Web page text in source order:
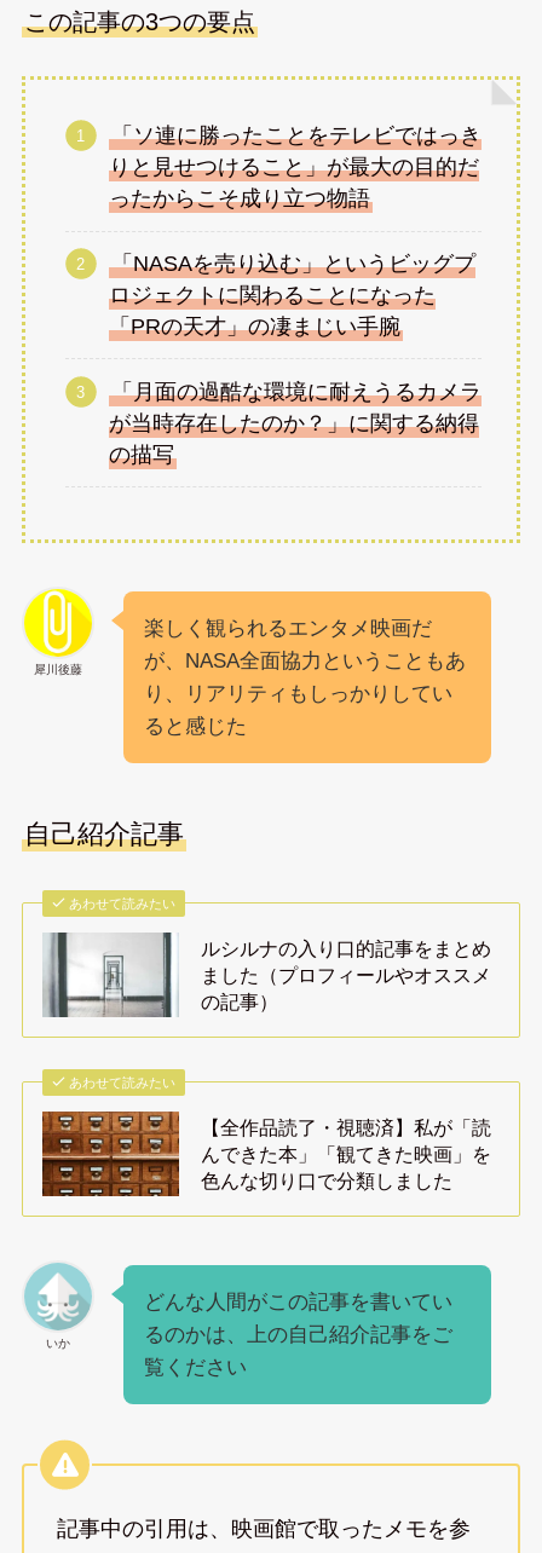
この記事の3つの要点
「ソ連に勝ったことをテレビではっき
りと見せつけること」が最大の目的だ
ったからこそ成り立つ物語
「NASAを売り込む」というビッグプ
ロジェクトに関わることになった
「PRの天才」の凄まじい手腕
「月面の過酷な環境に耐えうるカメラ
が当時存在したのか？」に関する納得
の描写
犀川後藤
楽しく観られるエンタメ映画だ
が、NASA全面協力ということもあ
り、リアリティもしっかりしてい
ると感じた
自己紹介記事
あわせて読みたい
ルシルナの入り口的記事をまとめ
ました（プロフィールやオススメ
の記事）
あわせて読みたい
【全作品読了・視聴済】私が「読
んできた本」「観てきた映画」を
色んな切り口で分類しました
いか
どんな人間がこの記事を書いてい
るのかは、上の自己紹介記事をご
覧ください
記事中の引用は、映画館で取ったメモを参